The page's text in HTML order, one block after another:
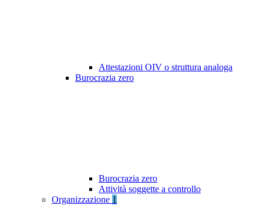
Attestazioni OIV o struttura analoga
Burocrazia zero
Burocrazia zero
Attività soggette a controllo
Organizzazione 1